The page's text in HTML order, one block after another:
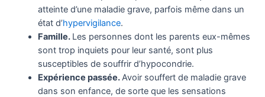
atteinte d’une maladie grave, parfois même dans un
état d’hypervigilance.
Famille. Les personnes dont les parents eux-mêmes
sont trop inquiets pour leur santé, sont plus
susceptibles de souffrir d’hypocondrie.
Expérience passée.Avoir souffert de maladie grave
dans son enfance, de sorte que les sensations